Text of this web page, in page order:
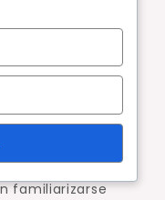
a lo largo
fuera de turno,
la
en
familiarizarse